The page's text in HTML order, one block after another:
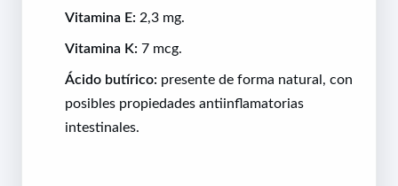
Vitamina E: 2,3 mg.
Vitamina K: 7 mcg.
Ácido butírico: presente de forma natural, con
posibles propiedades antiinflamatorias
intestinales.